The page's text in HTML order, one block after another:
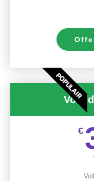
POPULAIR
€